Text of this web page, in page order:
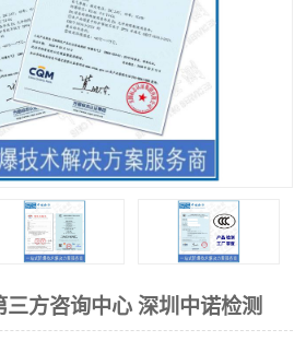
方咨询中心 深圳中诺检测
各国防爆认证
SIL认证
防爆合格证代理机构